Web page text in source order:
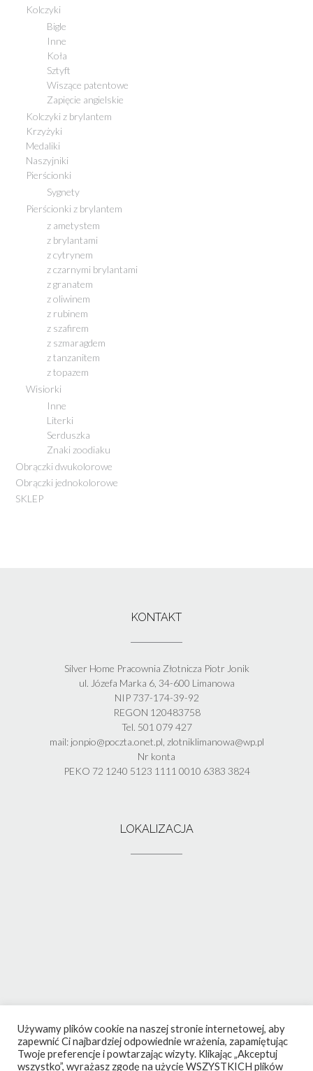
Kolczyki
Bigle
Inne
Koła
Sztyft
Wiszące patentowe
Zapięcie angielskie
Kolczyki z brylantem
Krzyżyki
Medaliki
Naszyjniki
Pierścionki
Sygnety
Pierścionki z brylantem
z ametystem
z brylantami
z cytrynem
z czarnymi brylantami
z granatem
z oliwinem
z rubinem
z szafirem
z szmaragdem
z tanzanitem
z topazem
Wisiorki
Inne
Literki
Serduszka
Znaki zoodiaku
Obrączki dwukolorowe
Obrączki jednokolorowe
SKLEP
KONTAKT
Silver Home Pracownia Złotnicza Piotr Jonik
ul. Józefa Marka 6, 34-600 Limanowa
NIP 737-174-39-92
REGON 120483758
Tel. 501 079 427
mail: jonpio@poczta.onet.pl, zlotniklimanowa@wp.pl
Nr konta
PEKO 72 1240 5123 1111 0010 6383 3824
LOKALIZACJA
Używamy plików cookie na naszej stronie internetowej, aby
zapewnić Ci najbardziej odpowiednie wrażenia, zapamiętując
Twoje preferencje i powtarzając wizyty. Klikając „Akceptuj
wszystko”, wyrażasz zgodę na użycie WSZYSTKICH plików